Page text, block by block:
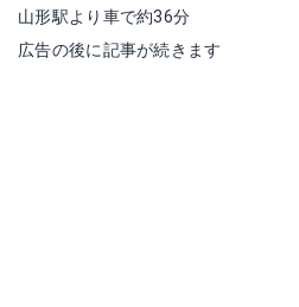
山形駅より車で約36分
広告の後に記事が続きます